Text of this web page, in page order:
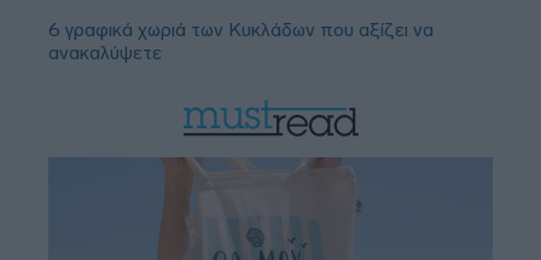
6 γραφικά χωριά των Κυκλάδων που αξίζει να
ανακαλύψετε